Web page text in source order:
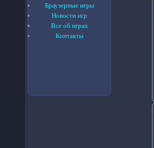
Браузерные игры
Новости игр
Все об играх
Контакты